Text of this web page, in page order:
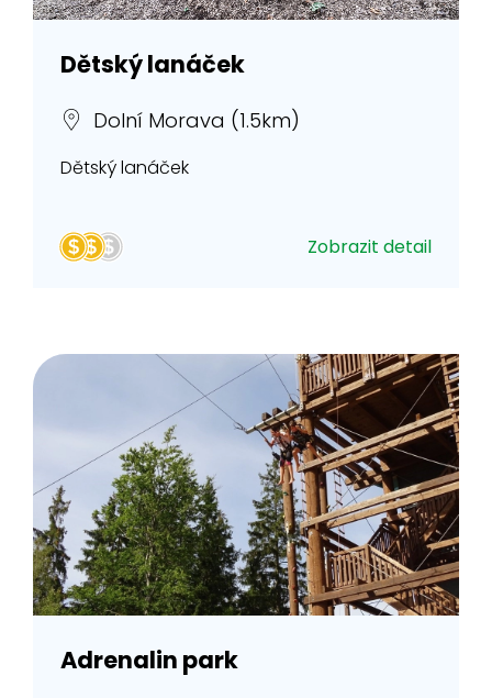
Dětský lanáček
Dolní Morava (1.5km)
Dětský lanáček
Zobrazit detail
Adrenalin park